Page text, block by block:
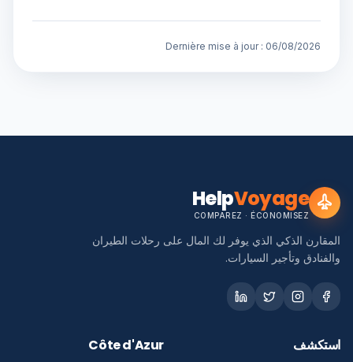
Dernière mise à jour : 06/08/2026
HelpVoyage
COMPAREZ · ÉCONOMISEZ
المقارن الذكي الذي يوفر لك المال على رحلات الطيران
والفنادق وتأجير السيارات.
استكشف Côte d'Azur